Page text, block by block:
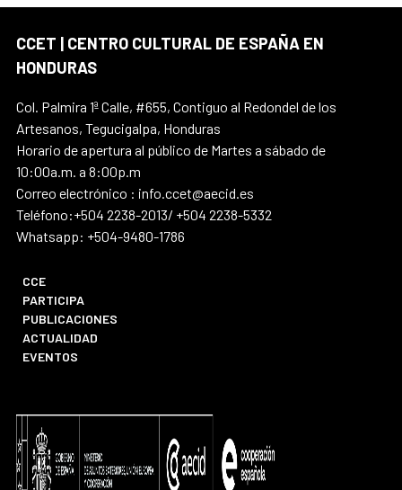
CCET | CENTRO CULTURAL DE ESPAÑA EN
HONDURAS
Col. Palmira 1ª Calle, #655, Contiguo al Redondel de los
Artesanos, Tegucigalpa, Honduras
Horario de apertura al público de Martes a sábado de
10:00a.m. a 8:00p.m
Correo electrónico : info.ccet@aecid.es
Teléfono:+504 2238-2013/ +504 2238-5332
Whatsapp: +504-9480-1786
CCE
PARTICIPA
PUBLICACIONES
ACTUALIDAD
EVENTOS